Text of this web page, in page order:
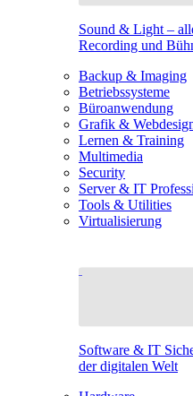
Sound & Light –
Recording und
Backup & Imaging
Betriebssysteme
Büroanwendung
Grafik &
Lernen & Training
Multimedia
Security
Server & IT
Tools & Utilities
Virtualisierung
Software & IT
der digitalen Welt